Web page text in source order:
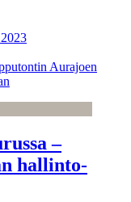
Aurajoen
–
hallinto-